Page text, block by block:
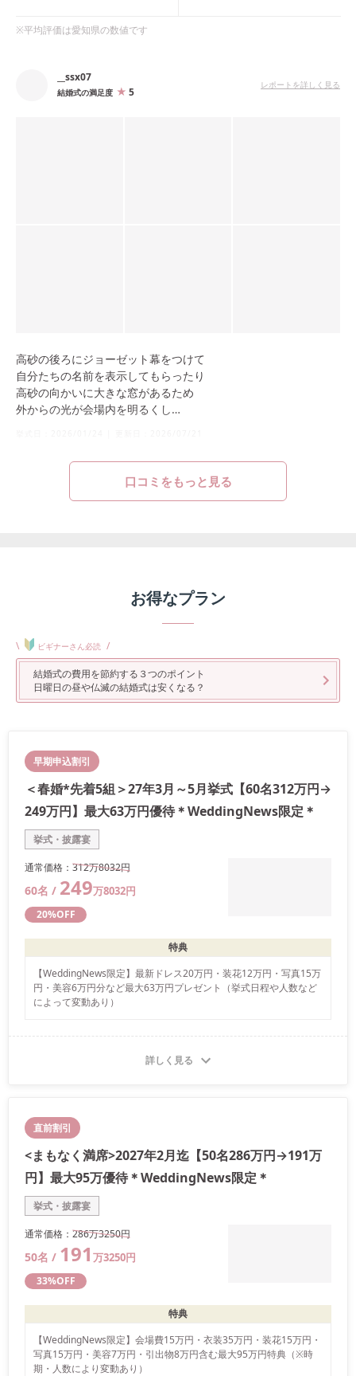
※平均評価は愛知県の数値です
__ssx07
結婚式の満足度 5
レポートを詳しく見る
高砂の後ろにジョーゼット幕をつけて
自分たちの名前を表示してもらったり
高砂の向かいに大きな窓があるため
外からの光が会場内を明るくし
口コミをもっと見る
お得なプラン
\ ビギナーさん必読 /
結婚式の費用を節約する３つのポイント
日曜日の昼や仏滅の結婚式は安くなる？
早期申込割引
＜春婚*先着5組＞27年3月～5月挙式【60名312万円→
249万円】最大63万円優待＊WeddingNews限定＊
挙式・披露宴
通常価格： 312万8032円
60名 / 249万8032円
20%OFF
特典
【WeddingNews限定】最新ドレス20万円・装花12万円・写真15万
円・美容6万円分など最大63万円プレゼント（挙式日程や人数など
によって変動あり）
詳しく見る
直前割引
<まもなく満席>2027年2月迄【50名286万円→191万
円】最大95万優待＊WeddingNews限定＊
挙式・披露宴
通常価格： 286万3250円
50名 / 191 万3250円
33%OFF
特典
【WeddingNews限定】会場費15万円・衣装35万円・装花15万円・
写真15万円・美容7万円・引出物8万円含む最大95万円特典（※時
期・人数により変動あり）